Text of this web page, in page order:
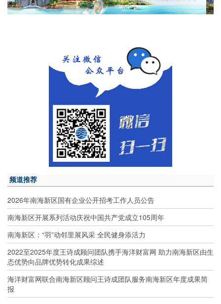
频道推荐
2026年南海新区国有企业公开招考工作人员公告
南海新区开展系列活动庆祝中国共产党成立105周年
南海新区：“羽”动邻里展风采 全民健身添活力
2022至2025年度王诗成顾问团队携手海洋财富网 助力南海新区由生
态优势向品牌优势转化成果综述
海洋财富网联合南海新区顾问王诗成团队服务南海新区年度成果简
报